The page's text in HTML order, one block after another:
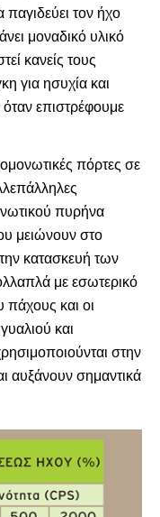
τον ήχο
μοναδικό υλικό
κανείς τους
για ησυχία και
επιστρέφουμε
πόρτες σε
πυρήνα
μειώνουν στο
κατασκευή των
με εσωτερικό
πάχους και οι
και
στην
αυξάνουν σημαντικά